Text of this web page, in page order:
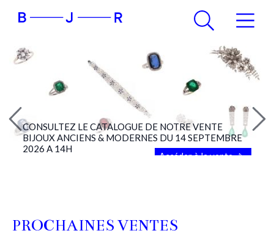
CONSULTEZ LE CATALOGUE DE NOTRE VENTE
BIJOUX ANCIENS & MODERNES DU 14 SEPTEMBRE
2026 A 14H
Accéder à la vente
PROCHAINES VENTES